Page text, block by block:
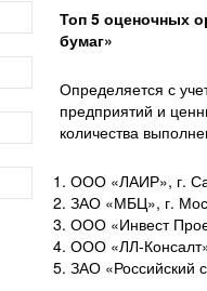
Топ 5 оценочных
бумаг»
Определяется с
предприятий и
количества
ООО «ЛАИР», г.
ЗАО «МБЦ», г.
ООО «Инвест
ООО «ЛЛ-
ЗАО «Российский